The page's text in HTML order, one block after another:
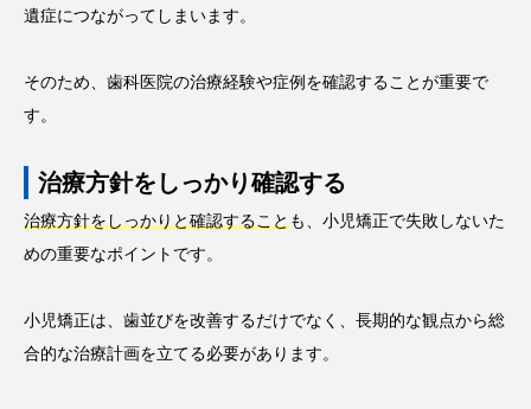
遺症につながってしまいます。
そのため、歯科医院の治療経験や症例を確認することが重要で
す。
治療方針をしっかり確認する
治療方針をしっかりと確認すること も、小児矯正で失敗しないた
めの重要なポイントです。
小児矯正は、歯並びを改善するだけでなく、長期的な観点から総
合的な治療計画を立てる必要があります。